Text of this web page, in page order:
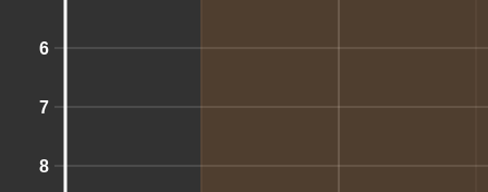
6
7
8